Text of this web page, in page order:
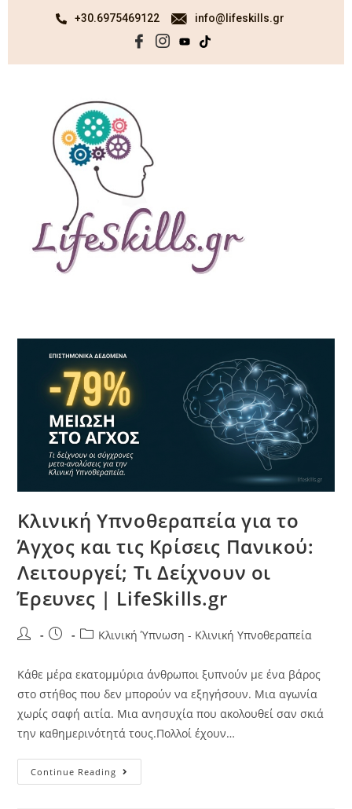
+30.6975469122 info@lifeskills.gr
Κλινική Υπνοθεραπεία για το
Άγχος και τις Κρίσεις Πανικού:
Λειτουργεί; Τι Δείχνουν οι
Έρευνες | LifeSkills.gr
Κλινική Ύπνωση - Κλινική Υπνοθεραπεία
Κάθε μέρα εκατομμύρια άνθρωποι ξυπνούν με ένα βάρος
στο στήθος που δεν μπορούν να εξηγήσουν. Μια αγωνία
χωρίς σαφή αιτία. Μια ανησυχία που ακολουθεί σαν σκιά
την καθημερινότητά τους.Πολλοί έχουν…
Continue Reading